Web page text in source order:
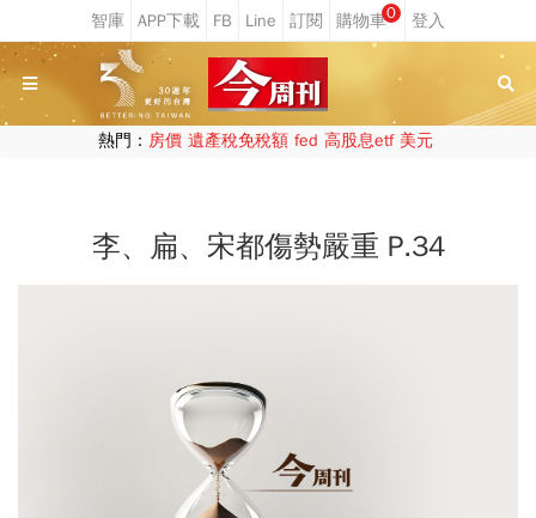
0
熱門： 房價 遺產稅免稅額 fed 高股息etf 美元
李、扁、宋都傷勢嚴重 P.34